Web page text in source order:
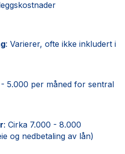
: Varierer, ofte ikke inkludert i
5.000 per måned for sentral
: Cirka 7.000 - 8.000
og nedbetaling av lån)